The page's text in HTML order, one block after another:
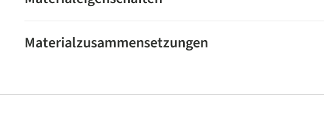
Materialzusammensetzungen